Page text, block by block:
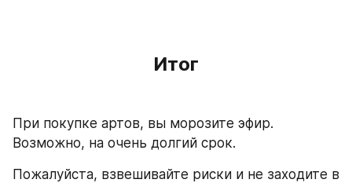
Итог
При покупке артов, вы морозите эфир.
Возможно, на очень долгий срок.
Пожалуйста, взвешивайте риски и не заходите в